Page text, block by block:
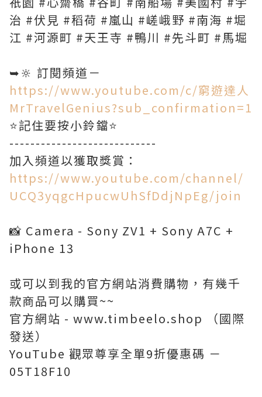
治 #伏見 #稻荷 #嵐山 #嵯峨野 #南海 #堀
江 #河源町 #天王寺 #鴨川 #先斗町 #馬堀
➥🔆 訂閱頻道－
https://www.youtube.com/c/窮遊達人
MrTravelGenius?sub_confirmation=1
⭐️記住要按小鈴鐺⭐️
----------------------------
https://www.youtube.com/channel/
UCQ3yqgcHpucwUhSfDdjNpEg/join
📸 Camera - Sony ZV1 + Sony A7C +
iPhone 13
或可以到我的官方網站消費購物，有幾千
款商品可以購買~~
官方網站 - www.timbeelo.shop （國際
發送）
YouTube 觀眾尊享全單9折優惠碼 －
05T18F10